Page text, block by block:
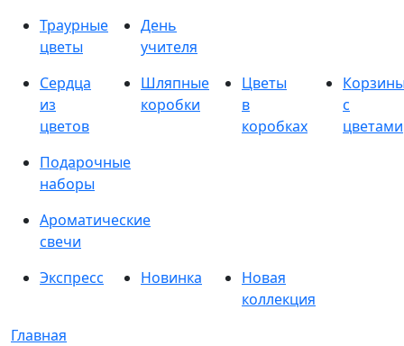
Траурные
цветы
День
учителя
Сердца
из
цветов
Шляпные
коробки
Цветы
в
коробках
с
цветами
Подарочные
наборы
Ароматические
свечи
Экспресс
Новинка
Новая
коллекция
Главная